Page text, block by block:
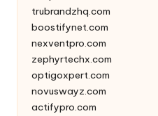
trubrandzhq.com
boostifynet.com
nexventpro.com
zephyrtechx.com
optigoxpert.com
novuswayz.com
actifypro.com